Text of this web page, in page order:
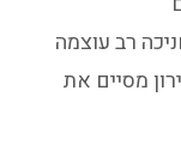
מסיים את